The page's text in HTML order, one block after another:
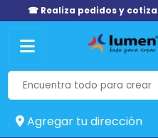
☎ Realiza pedidos y
Agregar tu dirección